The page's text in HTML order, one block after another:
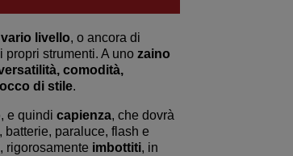
livello, o ancora di
propri strumenti. A uno zaino
comodità,
di stile.
, e quindi capienza, che dovrà
paraluce, flash e
, rigorosamente imbottiti, in